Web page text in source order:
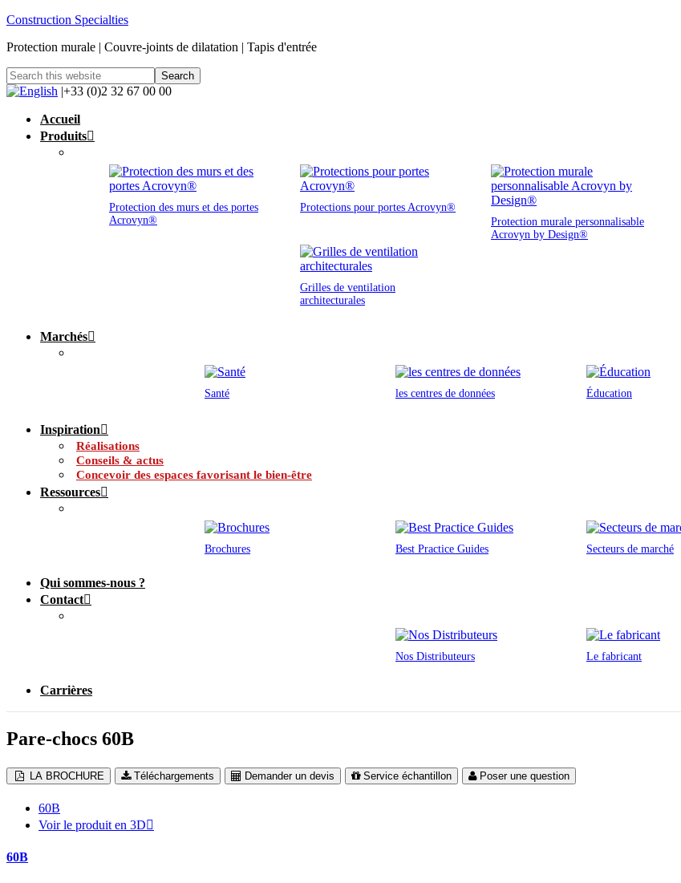
Construction Specialties
Protection murale | Couvre-joints de dilatation | Tapis d'entrée
|+33 (0)2 32 67 00 00
Accueil
Produits
Protection des murs et des portes
Acrovyn®
Protections pour portes Acrovyn®
Protection murale personnalisable
Acrovyn by Design®
Grilles de ventilation
architecturales
Marchés
Santé les centres de données Éducation
Inspiration
Réalisations
Conseils & actus
Concevoir des espaces favorisant le bien-être
Ressources
Brochures Best Practice Guides Secteurs de marché
Qui sommes-nous ?
Contact
Nos Distributeurs Le fabricant
Carrières
Pare-chocs 60B
LA BROCHURE Téléchargements Demander un devis Service échantillon Poser une question
60B
Voir le produit en 3D
60B